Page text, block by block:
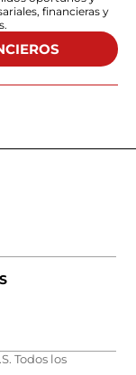
financieras y
Todos los